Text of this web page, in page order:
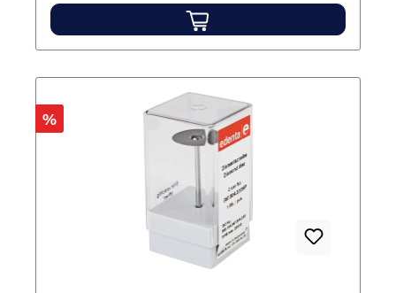
Rabatt
%